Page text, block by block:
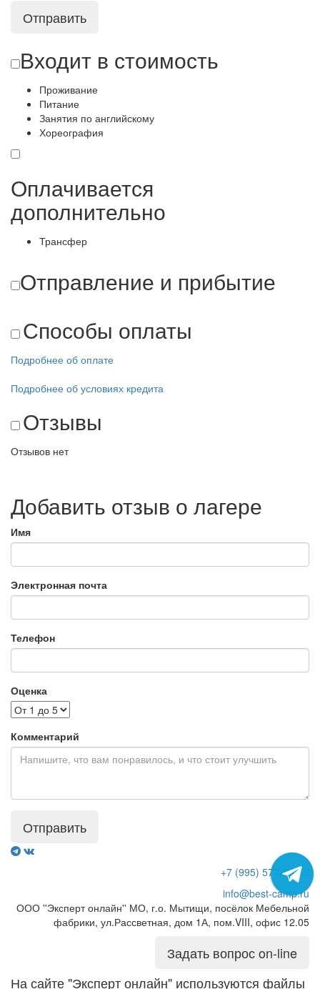
Отправить
Входит в стоимость
Проживание
Питание
Занятия по английскому
Хореография
Оплачивается
дополнительно
Трансфер
Отправление и прибытие
Способы оплаты
Подробнее об оплате
Подробнее об условиях кредита
Отзывы
Отзывов нет
Добавить отзыв о лагере
Имя
Электронная почта
Телефон
Оценка
Комментарий
Отправить
+7 (995) 577-50-60
info@best-camp.ru
ООО ''Эксперт онлайн'' МО, г.о. Мытищи, посёлок Мебельной
фабрики, ул.Рассветная, дом 1А, пом.VIII, офис 12.05
Задать вопрос on-line
На сайте "Эксперт онлайн" используются файлы